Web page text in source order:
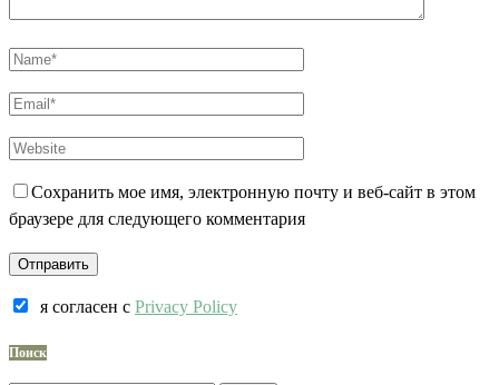
Сохранить мое имя, электронную почту и веб-сайт в этом
браузере для следующего комментария
я согласен c Privacy Policy
Поиск